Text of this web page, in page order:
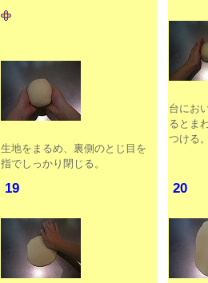
生地をまるめ、裏側のとじ目を
指でしっかり閉じる。
台にお
るとま
つける。
19 20